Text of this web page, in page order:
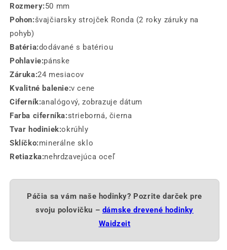
Rozmery:50 mm
Pohon:švajčiarsky strojček Ronda (2 roky záruky na
pohyb)
Batéria:dodávané s batériou
Pohlavie:pánske
Záruka:24 mesiacov
Kvalitné balenie:v cene
Ciferník:analógový, zobrazuje dátum
Farba ciferníka:strieborná, čierna
Tvar hodiniek:okrúhly
Sklíčko:minerálne sklo
Retiazka:nehrdzavejúca oceľ
Páčia sa vám naše hodinky? Pozrite darček pre
svoju polovičku – dámske drevené hodinky
Waidzeit